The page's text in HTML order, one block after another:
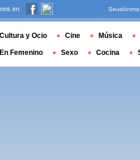
en Seudónimo
Cultura y Ocio Cine Música
En Femenino Sexo Cocina